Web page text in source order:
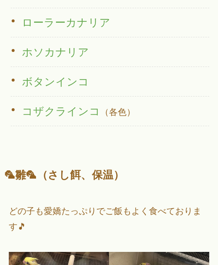
ローラーカナリア
ホソカナリア
ボタンインコ
コザクラインコ （各色）
🦜雛🦜（さし餌、保温）
どの子も愛嬌たっぷりでご飯もよく食べておりま
す🎵